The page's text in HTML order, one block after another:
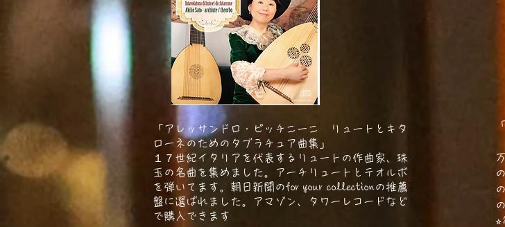
「アレッサンドロ・ピッチニーニ リュートとキタ
ローネのためのタブラチュア曲集」
１７世紀イタリアを代表するリュートの作曲家、珠
玉の名曲を集めました。アーチリュートとテオルボ
を弾いてます。 朝日新聞のfor your collectionの推薦
盤に選ばれました。アマゾン、タワーレコードなど
で購入できます